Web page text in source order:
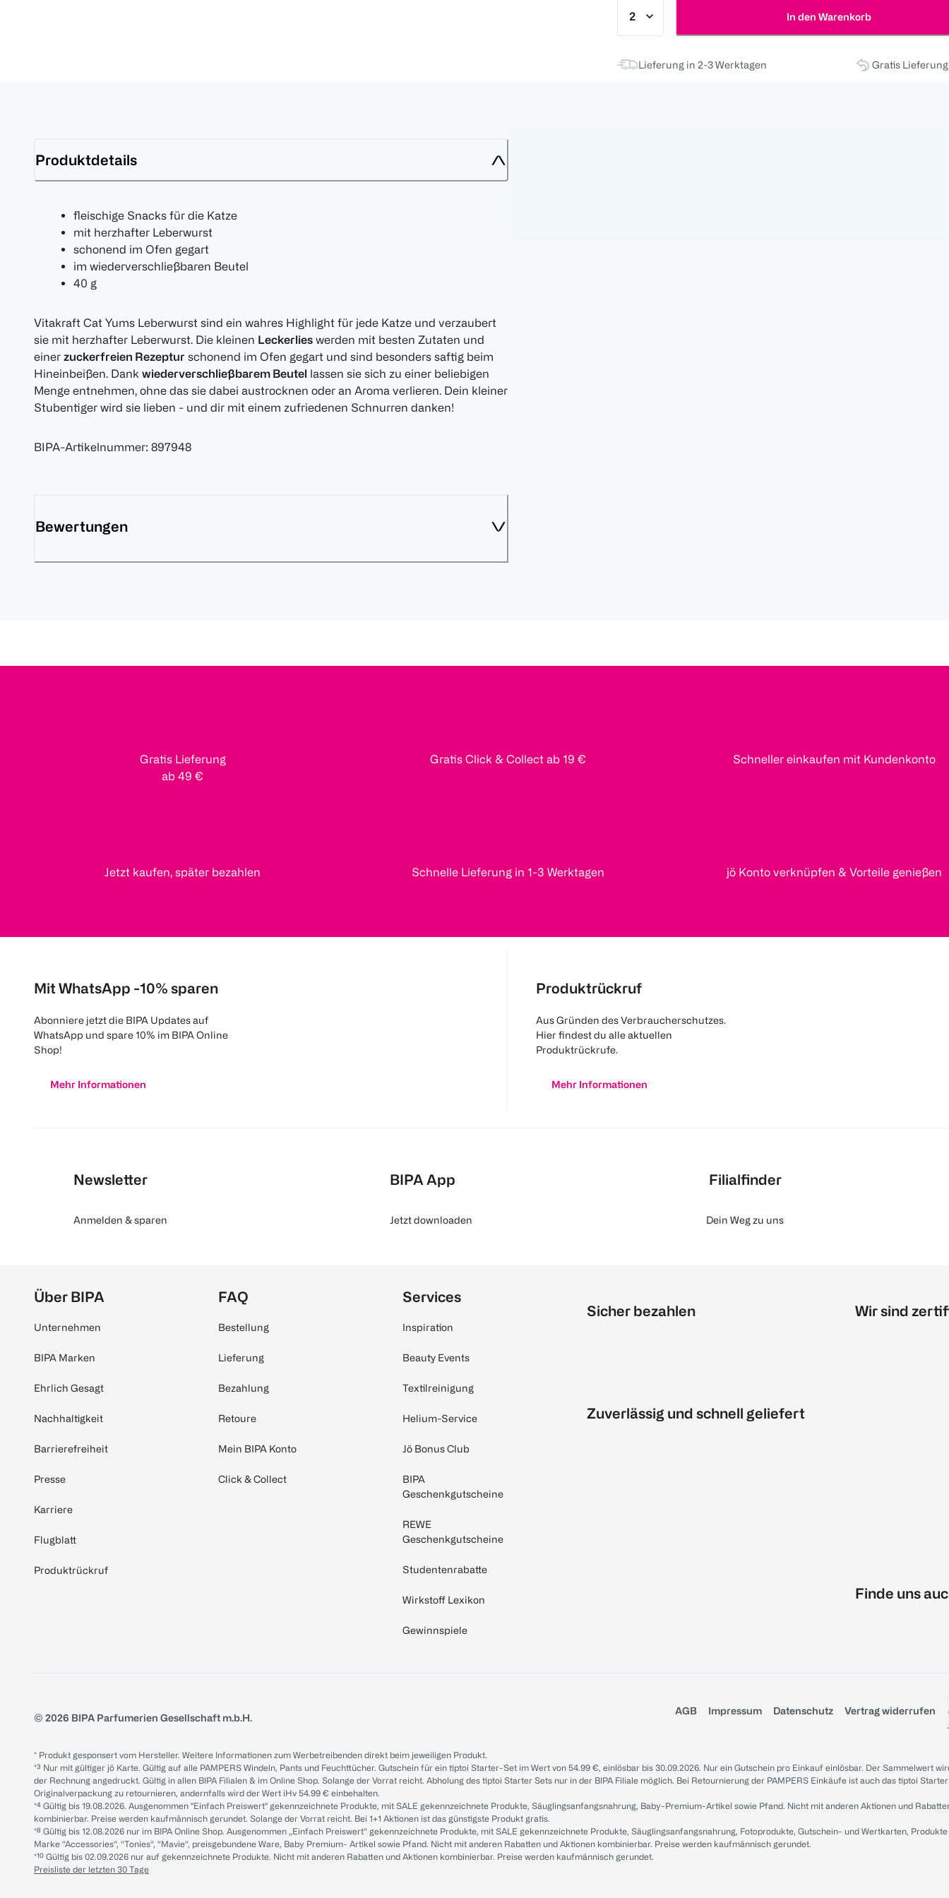
In den Warenkorb
Lieferung in 2-3 Werktagen Gratis
Produktdetails
fleischige Snacks für die Katze
mit herzhafter Leberwurst
schonend im Ofen gegart
im wiederverschließbaren Beutel
40 g
Vitakraft Cat Yums Leberwurst sind ein wahres Highlight für jede Katze und verzaubert
sie mit herzhafter Leberwurst. Die kleinen Leckerlies werden mit besten Zutaten und
einer zuckerfreien Rezeptur schonend im Ofen gegart und sind besonders saftig beim
Hineinbeißen. Dank wiederverschließbarem Beutel lassen sie sich zu einer beliebigen
Menge entnehmen, ohne das sie dabei austrocknen oder an Aroma verlieren. Dein kleiner
Stubentiger wird sie lieben - und dir mit einem zufriedenen Schnurren danken!
BIPA-Artikelnummer: 897948
Bewertungen
Gratis Lieferung
ab 49 €
Gratis Click & Collect ab 19 € Schneller einkaufen mit Kundenkonto
Jetzt kaufen, später bezahlen Schnelle Lieferung in 1-3 Werktagen jö Konto verknüpfen & Vorteile genießen
Mit WhatsApp -10% sparen
Abonniere jetzt die BIPA Updates auf
WhatsApp und spare 10% im BIPA Online
Shop!
Mehr Informationen
Produktrückruf
Aus Gründen des Verbraucherschutzes.
Hier findest du alle aktuellen
Produktrückrufe.
Mehr Informationen
Newsletter
Anmelden & sparen
BIPA App
Jetzt downloaden
Filialfinder
Dein Weg zu uns
Über BIPA
Unternehmen
BIPA Marken
Ehrlich Gesagt
Nachhaltigkeit
Barrierefreiheit
Presse
Karriere
Flugblatt
Produktrückruf
FAQ
Bestellung
Lieferung
Bezahlung
Retoure
Mein BIPA Konto
Click & Collect
Services
Inspiration
Beauty Events
Textilreinigung
Helium-Service
Jö Bonus Club
BIPA
Geschenkgutscheine
REWE
Geschenkgutscheine
Studentenrabatte
Wirkstoff Lexikon
Gewinnspiele
Sicher bezahlen
Zuverlässig und schnell geliefert
Wir sind
Finde uns
© 2026 BIPA Parfumerien Gesellschaft m.b.H.
AGB Impressum Datenschutz Vertrag widerrufen
* Produkt gesponsert vom Hersteller. Weitere Informationen zum Werbetreibenden direkt beim jeweiligen Produkt.
*³ Nur mit gültiger jö Karte. Gültig auf alle PAMPERS Windeln, Pants und Feuchttücher. Gutschein für ein tiptoi Starter-Set im Wert von 54.99 €, einlösbar bis 30.09.2026. Nur ein Gutschein pro Einkauf einlösbar. Der Sammelwert
der Rechnung angedruckt. Gültig in allen BIPA Filialen & im Online Shop. Solange der Vorrat reicht. Abholung des tiptoi Starter Sets nur in der BIPA Filiale möglich. Bei Retournierung der PAMPERS Einkäufe ist auch das tiptoi
Originalverpackung zu retournieren, andernfalls wird der Wert iHv 54.99 € einbehalten.
*⁴ Gültig bis 19.08.2026. Ausgenommen "Einfach Preiswert" gekennzeichnete Produkte, mit SALE gekennzeichnete Produkte, Säuglingsanfangsnahrung, Baby-Premium-Artikel sowie Pfand. Nicht mit anderen Aktionen und
kombinierbar. Preise werden kaufmännisch gerundet. Solange der Vorrat reicht. Bei 1+1 Aktionen ist das günstigste Produkt gratis.
*⁸ Gültig bis 12.08.2026 nur im BIPA Online Shop. Ausgenommen „Einfach Preiswert“ gekennzeichnete Produkte, mit SALE gekennzeichnete Produkte, Säuglingsanfangsnahrung, Fotoprodukte, Gutschein- und Wertkarten,
Marke “Accessories“, “Tonies“, “Mavie“, preisgebundene Ware, Baby Premium- Artikel sowie Pfand. Nicht mit anderen Rabatten und Aktionen kombinierbar. Preise werden kaufmännisch gerundet.
*¹⁰ Gültig bis 02.09.2026 nur auf gekennzeichnete Produkte. Nicht mit anderen Rabatten und Aktionen kombinierbar. Preise werden kaufmännisch gerundet.
Preisliste der letzten 30 Tage